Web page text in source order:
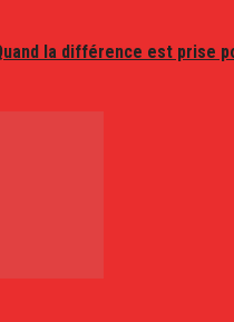
la différence est prise